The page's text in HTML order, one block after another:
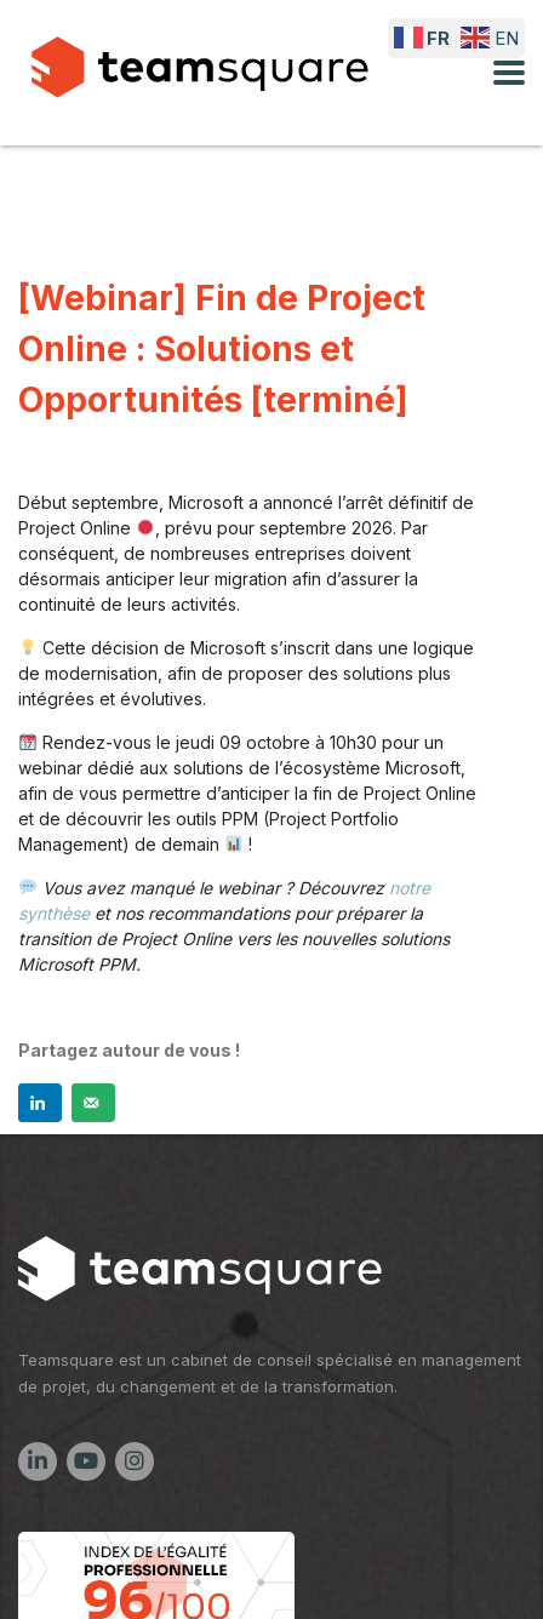
[Webinar] Fin de Project
Online : Solutions et
Opportunités [terminé]
Début septembre, Microsoft a annoncé l’arrêt définitif de
Project Online
, prévu pour septembre 2026. Par
conséquent, de nombreuses entreprises doivent
désormais anticiper leur migration afin d’assurer la
continuité de leurs activités.
Cette décision de Microsoft s’inscrit dans une logique
de modernisation, afin de proposer des solutions plus
intégrées et évolutives.
Rendez-vous le jeudi 09 octobre à 10h30 pour un
webinar dédié aux solutions de l’écosystème Microsoft,
afin de vous permettre d’anticiper la fin de Project Online
et de découvrir les outils PPM (Project Portfolio
Management) de demain
!
Vous avez manqué le webinar ? Découvrez notre
synthèseet nos recommandations pour préparer la
transition de Project Online vers les nouvelles solutions
Microsoft PPM.
Partagez autour de vous !
Teamsquare est un cabinet de conseil spécialisé en management
de projet, du changement et de la transformation.
FR EN